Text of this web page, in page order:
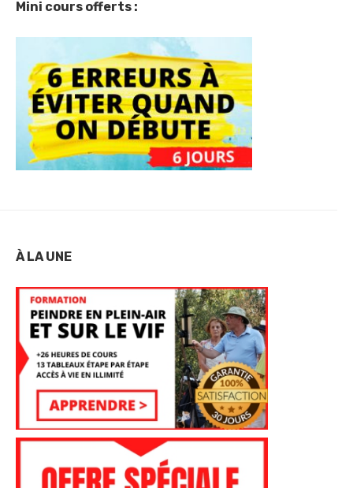
Mini cours offerts :
À LA UNE